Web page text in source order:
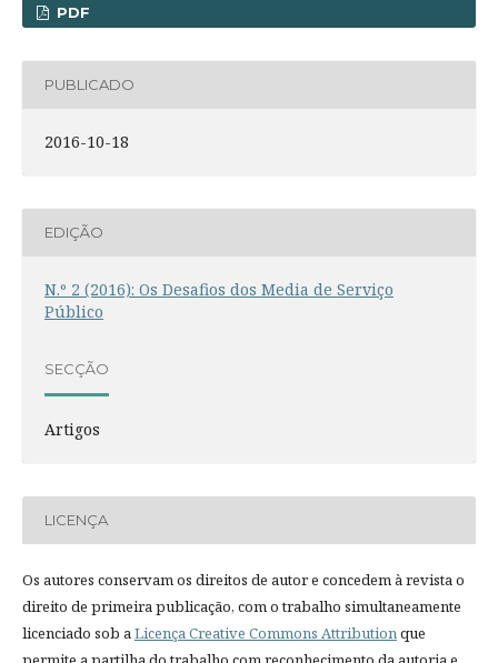
PDF
PUBLICADO
2016-10-18
EDIÇÃO
N.º 2 (2016): Os Desafios dos Media de Serviço
Público
SECÇÃO
Artigos
LICENÇA
Os autores conservam os direitos de autor e concedem à revista o
direito de primeira publicação, com o trabalho simultaneamente
licenciado sob aLicença Creative Commons Attributionque